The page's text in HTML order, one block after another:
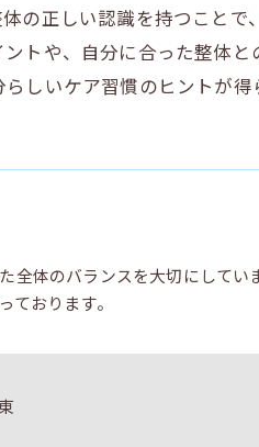
の正しい認識を持つことで
トや、自分に合った整体
しいケア習慣のヒントが得
全体のバランスを大切にしてい
おります。